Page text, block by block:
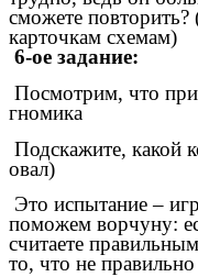
сможете
карточкам схемам)
6-ое задание:
Посмотрим, что
гномика
Подскажите, какой
овал)
Это испытание –
поможем ворчуну:
считаете
то, что не